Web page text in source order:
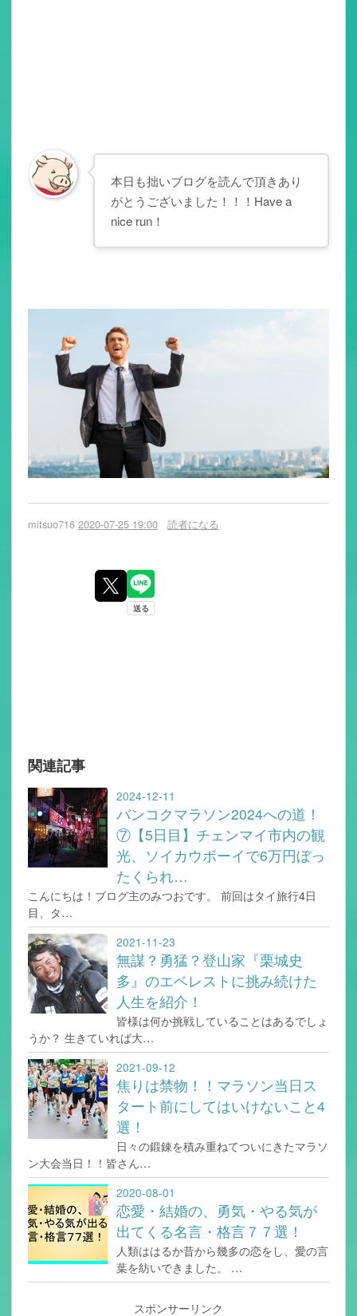
本日も拙いブログを読んで頂きあり
がとうございました！！！Have a
nice run！
mitsuo716 2020-07-25 19:00 読者になる
関連記事
2024-12-11
バンコクマラソン2024への道！
⑦【5日目】チェンマイ市内の観
光、ソイカウボーイで6万円ぼっ
たくられ…
こんにちは！ブログ主のみつおです。 前回はタイ旅行4日
目、タ…
2021-11-23
無謀？勇猛？登山家『栗城史
多』のエベレストに挑み続けた
人生を紹介！
皆様は何か挑戦していることはあるでしょ
うか？ 生きていれば大…
2021-09-12
焦りは禁物！！マラソン当日ス
タート前にしてはいけないこと4
選！
日々の鍛錬を積み重ねてついにきたマラソ
ン大会当日！！皆さん…
2020-08-01
恋愛・結婚の、勇気・やる気が
出てくる名言・格言７７選！
人類ははるか昔から幾多の恋をし、愛の言
葉を紡いできました。 …
スポンサーリンク